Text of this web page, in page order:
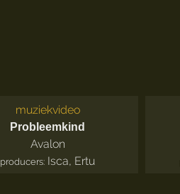
muziekvideo
Probleemkind
Avalon
producers: Isca, Ertu